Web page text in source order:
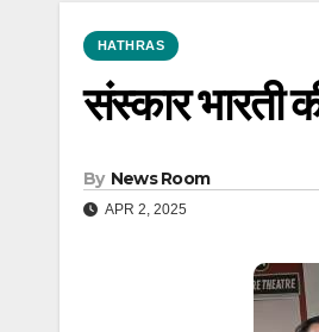
HATHRAS
संस्कार भारती
By News Room
APR 2, 2025